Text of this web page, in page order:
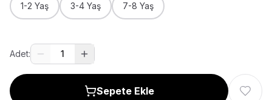
1-2 Yaş 3-4 Yaş 7-8 Yaş
Adet: 1
Sepete Ekle